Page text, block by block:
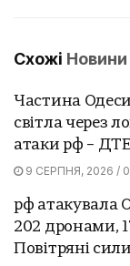
Схожі Новини
Частина
світла через
атаки рф –
9 СЕРПНЯ, 2026 /
рф атакувала
202 дронами,
Повітряні сили